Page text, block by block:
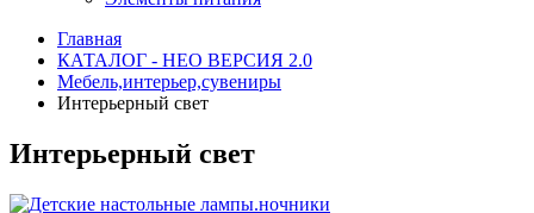
Главная
КАТАЛОГ - НЕО ВЕРСИЯ 2.0
Мебель,интерьер,сувениры
Интерьерный свет
Интерьерный свет